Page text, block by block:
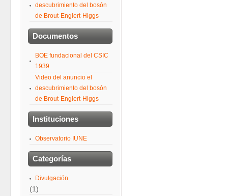
descubrimiento del bosón
de Brout-Englert-Higgs
Documentos
BOE fundacional del CSIC
1939
Video del anuncio el
descubrimiento del bosón
de Brout-Englert-Higgs
Instituciones
Observatorio IUNE
Categorías
Divulgación
(1)